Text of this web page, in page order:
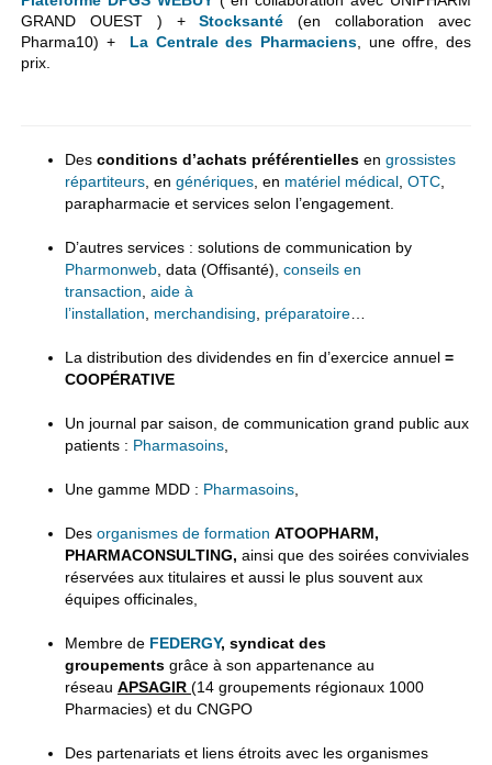
GRAND OUEST ) +Stocksanté (en collaboration avec
Pharma10) + La Centrale des Pharmaciens , une offre, des
prix.
Des conditions d’achats préférentielles en grossistes
répartiteurs , en génériques , en matériel médical OTC
parapharmacie et services selon l’engagement.
D’autres services : solutions de communication by
Pharmonweb , data (Offisanté), conseils en
transaction aide à
l’installation
merchandising préparatoire
La distribution des dividendes en fin d’exercice annuel =
COOPÉRATIVE
Un journal par saison, de communication grand public aux
patients : Pharmasoins
Une gamme MDD : Pharmasoins
Des organismes de formation ATOOPHARM,
PHARMACONSULTING, ainsi que des soirées conviviales
réservées aux titulaires et aussi le plus souvent aux
équipes officinales,
Membre de FEDERGY, syndicat des
groupements grâce à son appartenance au
réseau APSAGIR (14 groupements régionaux 1000
Pharmacies) et du CNGPO
Des partenariats et liens étroits avec les organismes